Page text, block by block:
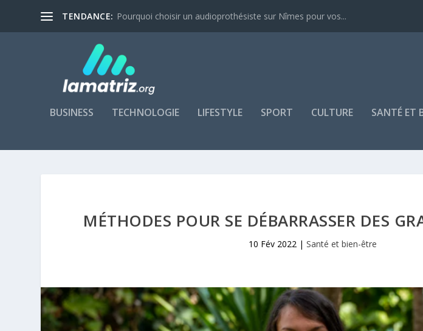
TENDANCE: Pourquoi choisir un audioprothésiste sur Nîmes pour vos...
BUSINESS TECHNOLOGIE LIFESTYLE SPORT CULTURE SANTÉ ET
MÉTHODES POUR SE DÉBARRASSER DES
10 Fév 2022 |Santé et bien-être